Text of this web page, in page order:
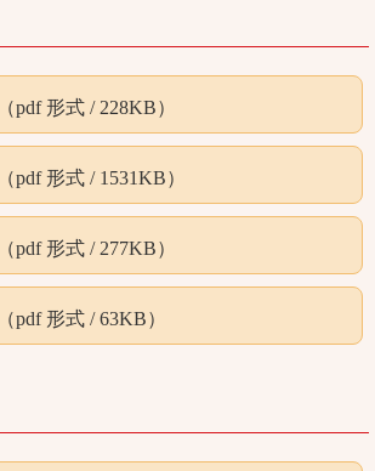
（pdf 形式 / 228KB）
（pdf 形式 / 1531KB）
（pdf 形式 / 277KB）
（pdf 形式 / 63KB）